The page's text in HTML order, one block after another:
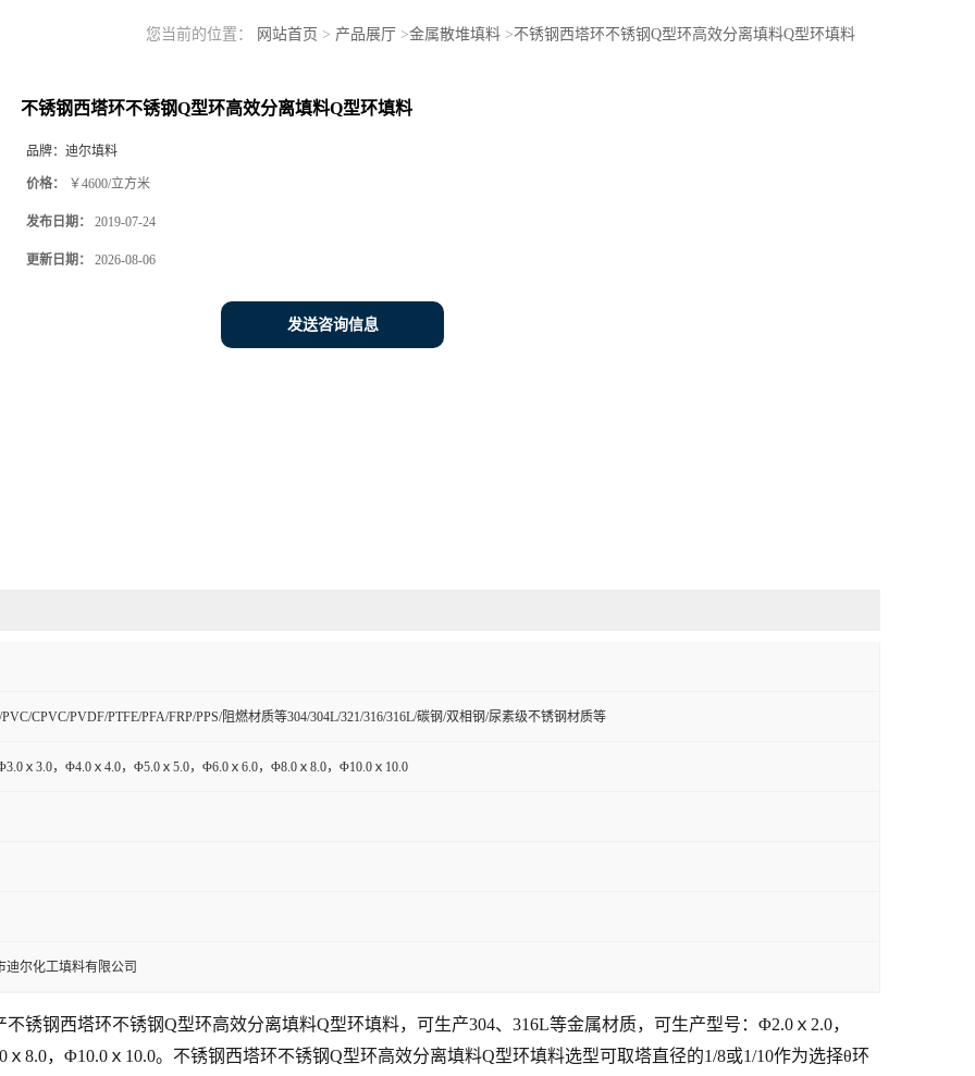
您当前的位置： 网站首页 > 产品展厅 >金属散堆填料>不锈钢西塔环不锈钢Q型环高效分离填料Q型环填料
不锈钢西塔环不锈钢Q型环高效分离填料Q型环填料
品牌： 迪尔填料
价格： ￥4600/立方米
发布日期： 2019-07-24
更新日期： 2026-08-06
发送咨询信息
PVC/CPVC/PVDF/PTFE/PFA/FRP/PPS/阻燃材质等304/304L/321/316/316L/碳钢/双相钢/尿素级不锈钢材质等
ｘ3.0，Φ4.0ｘ4.0，Φ5.0ｘ5.0，Φ6.0ｘ6.0，Φ8.0ｘ8.0，Φ10.0ｘ10.0
迪尔化工填料有限公司
锈钢西塔环不锈钢Q型环高效分离填料Q型环填料，可生产304、316L等金属材质，可生产型号：Φ2.0ｘ2.0，
8.0，Φ10.0ｘ10.0。不锈钢西塔环不锈钢Q型环高效分离填料Q型环填料选型可取塔直径的1/8或1/10作为选择θ环